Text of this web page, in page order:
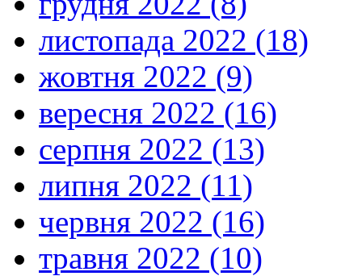
листопада 2022 (18)
жовтня 2022 (9)
вересня 2022 (16)
серпня 2022 (13)
липня 2022 (11)
червня 2022 (16)
травня 2022 (10)